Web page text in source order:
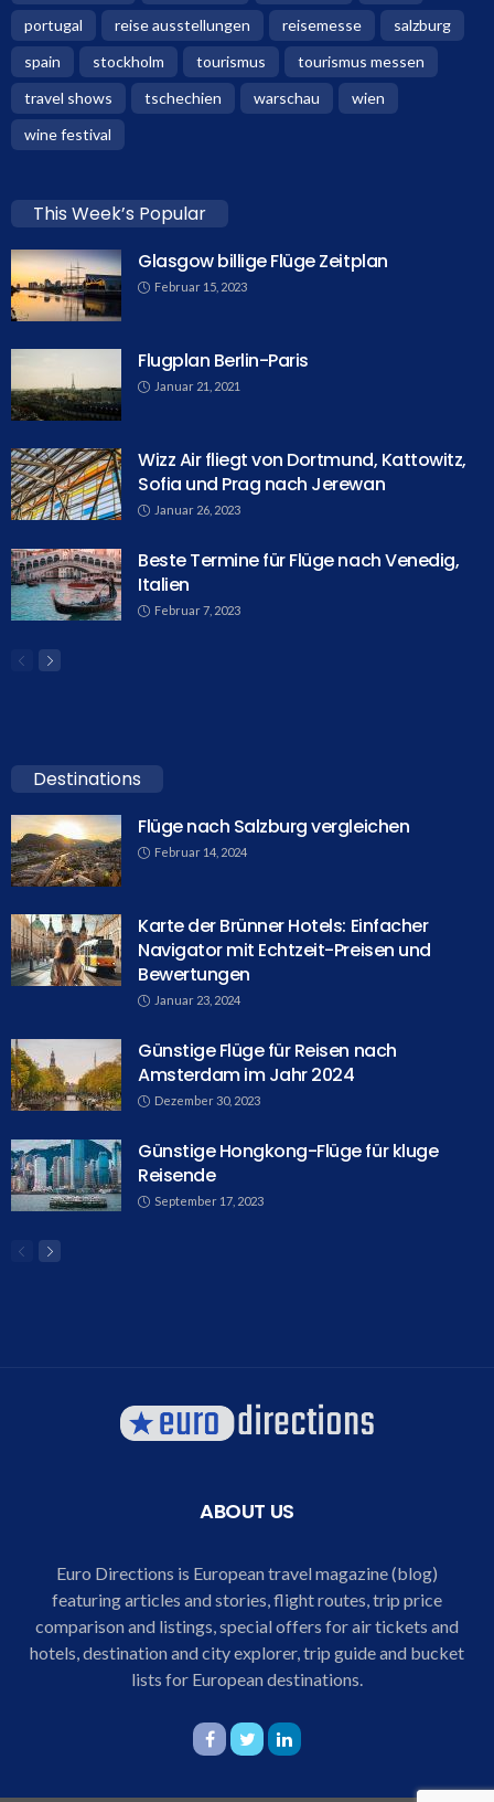
portugal
reise ausstellungen reisemesse
salzburg
spain
stockholm tourismus
tourismus messen
travel shows
tschechien warschau
wien
wine festival
This Week’s Popular
Glasgow billige Flüge Zeitplan
Februar 15, 2023
Flugplan Berlin-Paris
Januar 21, 2021
Wizz Air fliegt von Dortmund, Kattowitz,
Sofia und Prag nach Jerewan
Januar 26, 2023
Beste Termine für Flüge nach Venedig,
Italien
Februar 7, 2023
Destinations
Flüge nach Salzburg vergleichen
Februar 14, 2024
Karte der Brünner Hotels: Einfacher
Navigator mit Echtzeit-Preisen und
Bewertungen
Januar 23, 2024
Günstige Flüge für Reisen nach
Amsterdam im Jahr 2024
Dezember 30, 2023
Günstige Hongkong-Flüge für kluge
Reisende
September 17, 2023
ABOUT US
Euro Directions is European travel magazine (blog)
featuring articles and stories, flight routes, trip price
comparison and listings, special offers for air tickets and
hotels, destination and city explorer, trip guide and bucket
lists for European destinations.